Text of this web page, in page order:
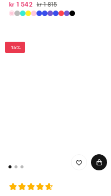
kr 1 542 kr 1 815
-15%